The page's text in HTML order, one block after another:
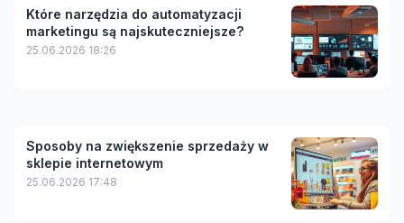
Które narzędzia do automatyzacji
marketingu są najskuteczniejsze?
25.06.2026 18:26
Sposoby na zwiększenie sprzedaży w
sklepie internetowym
25.06.2026 17:48